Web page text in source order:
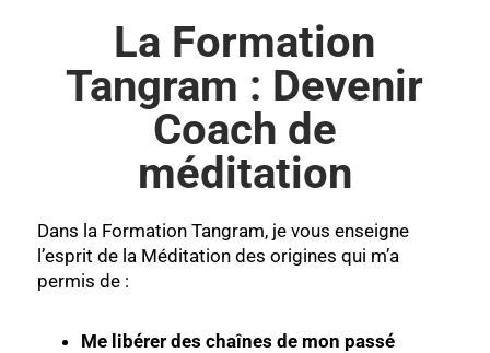
La Formation
Tangram : Devenir
Coach de
méditation
Dans la Formation Tangram, je vous enseigne
l’esprit de la Méditation des origines qui m’a
permis de :
Me libérer des chaînes de mon passé